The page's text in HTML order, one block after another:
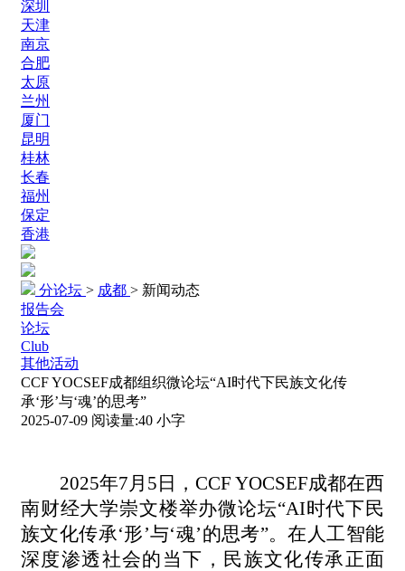
深圳
天津
南京
合肥
太原
兰州
厦门
昆明
桂林
长春
福州
保定
香港
分论坛 > 成都 > 新闻动态
报告会
论坛
Club
其他活动
CCF YOCSEF成都组织微论坛“AI时代下民族文化传
承‘形’与‘魂’的思考”
2025-07-09 阅读量:40 小字
2025年7月5日，CCF YOCSEF成都在西
南财经大学崇文楼举办微论坛“AI时代下民
族文化传承‘形’与‘魂’的思考”。在人工智能
深度渗透社会的当下，民族文化传承正面